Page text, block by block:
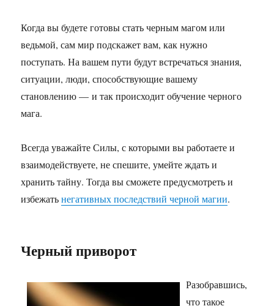
Когда вы будете готовы стать черным магом или
ведьмой, сам мир подскажет вам, как нужно
поступать. На вашем пути будут встречаться знания,
ситуации, люди, способствующие вашему
становлению — и так происходит обучение черного
мага.
Всегда уважайте Силы, с которыми вы работаете и
взаимодействуете, не спешите, умейте ждать и
хранить тайну. Тогда вы сможете предусмотреть и
избежатьнегативных последствий черной магии.
Черный приворот
Разобравшись,
что такое